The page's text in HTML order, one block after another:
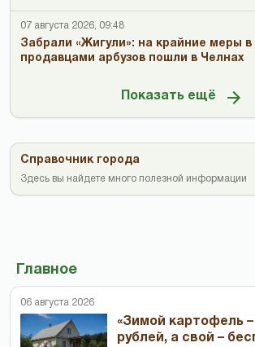
07 августа 2026, 09:48
Забрали «Жигули»: на крайние меры в
продавцами арбузов пошли в Челнах
Показать ещё
Справочник города
Здесь вы найдете много полезной информации
Главное
06 августа 2026
«Зимой картофель –
рублей, а свой –